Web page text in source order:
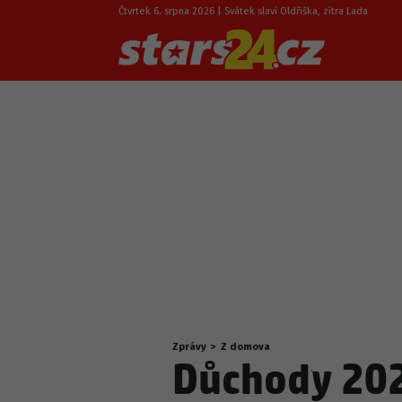
Čtvrtek 6. srpna 2026 | Svátek slaví Oldřiška, zítra Lada
Nacházíte
se
zde:
Zprávy > Z domova
Důchody